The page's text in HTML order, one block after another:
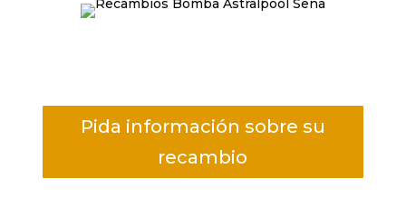
Pida información sobre su
recambio